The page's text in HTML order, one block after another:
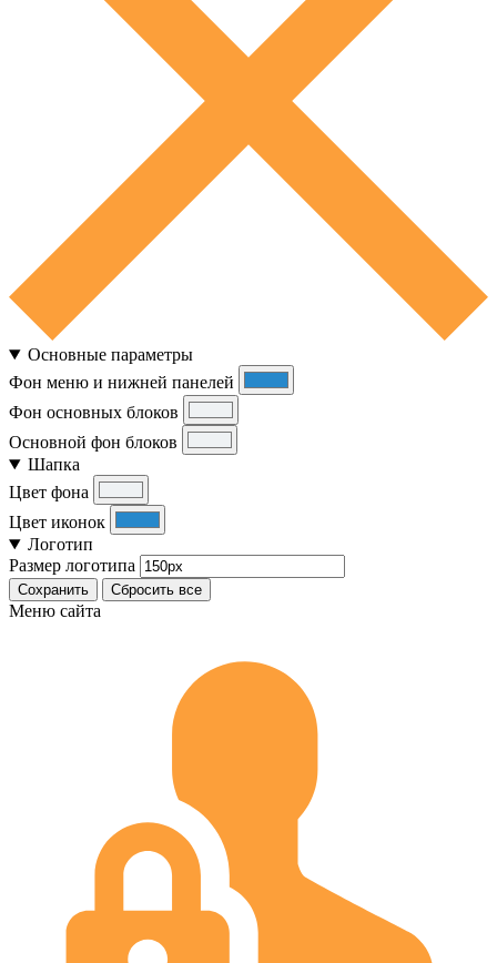
Основные параметры
Фон меню и нижней панелей
Фон основных блоков
Основной фон блоков
Шапка
Цвет фона
Цвет иконок
Логотип
Размер логотипа
Сохранить Сбросить все
Меню сайта